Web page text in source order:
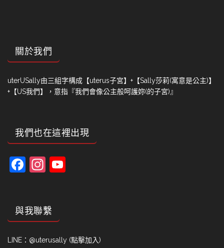
關於我們
uterUSally由三組字構成【uterus子宮】+【Sally莎莉(寓意是公主)】
+【US我們】，意指『我們會像公主般呵護妳(的子宮)』
我們也在這裡出現
Facebook
Instagram
與我聯繫
LINE： @uterusally (點擊加入)